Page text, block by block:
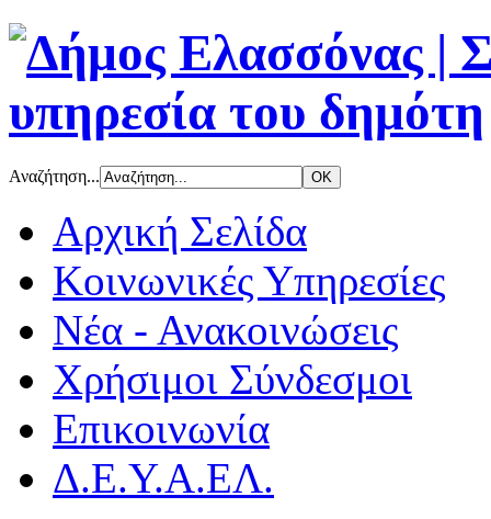
Αναζήτηση...
Αρχική Σελίδα
Κοινωνικές Υπηρεσίες
Νέα - Ανακοινώσεις
Χρήσιμοι Σύνδεσμοι
Επικοινωνία
Δ.Ε.Υ.Α.ΕΛ.